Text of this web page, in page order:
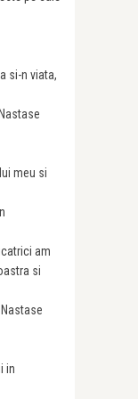
si-n viata,
meu si
am
si
in